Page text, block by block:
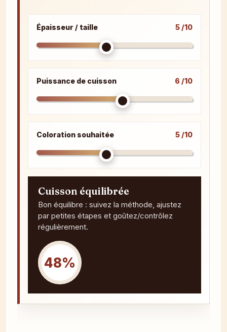
Épaisseur / taille 5 /10
Puissance de cuisson 6 /10
Coloration souhaitée 5 /10
Cuisson équilibrée
Bon équilibre : suivez la méthode, ajustez
par petites étapes et goûtez/contrôlez
régulièrement.
48%